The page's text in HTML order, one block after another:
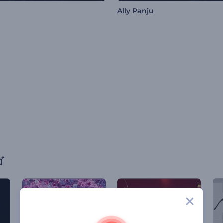
Ally Panju